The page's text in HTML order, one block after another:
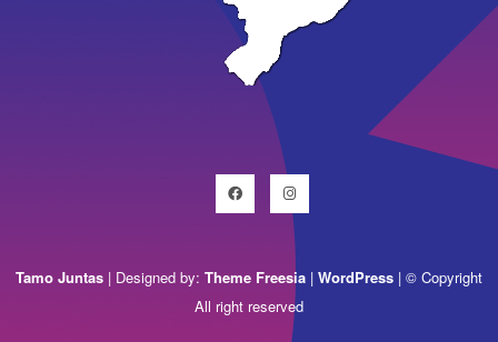
FacebookInstagram
Tamo Juntas| Designed by: Theme Freesia| WordPress| © Copyright
All right reserved